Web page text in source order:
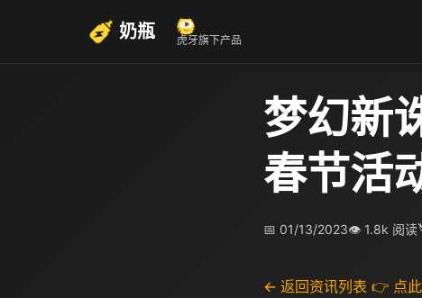
奶瓶 虎牙旗下产品
梦幻新
春节活
📅 01/13/2023👁 1.8k 阅读
← 返回资讯列表 👉 点